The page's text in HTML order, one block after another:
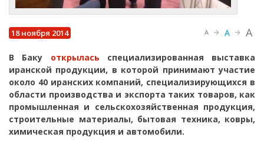
18 ноября 2014 A A A
В Баку открылась специализированная выставка
иранской продукции, в которой принимают участие
около 40 иранских компаний, специализирующихся в
области производства и экспорта таких товаров, как
промышленная и сельскохозяйственная продукция,
строительные материалы, бытовая техника, ковры,
химическая продукция и автомобили.